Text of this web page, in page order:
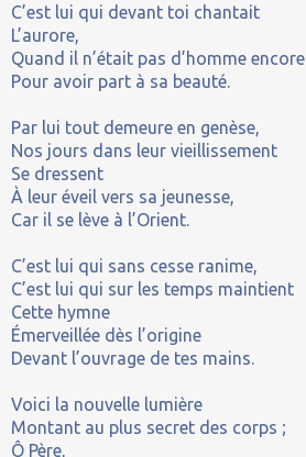
C’est lui qui devant toi chantait
L’aurore,
Quand il n’était pas d’homme encore
Pour avoir part à sa beauté.
Par lui tout demeure en genèse,
Nos jours dans leur vieillissement
Se dressent
À leur éveil vers sa jeunesse,
Car il se lève à l’Orient.
C’est lui qui sans cesse ranime,
C’est lui qui sur les temps maintient
Cette hymne
Émerveillée dès l’origine
Devant l’ouvrage de tes mains.
Voici la nouvelle lumière
Montant au plus secret des corps ;
Ô Père,